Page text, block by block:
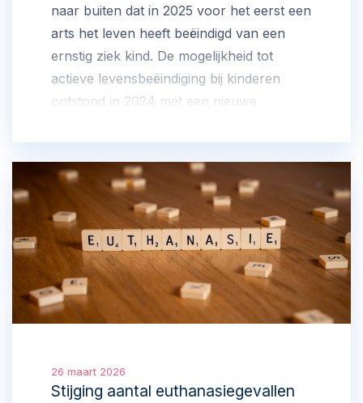
naar buiten dat in 2025 voor het eerst een
arts het leven heeft beëindigd van een
ernstig ziek kind. De mogelijkheid tot
actieve levensbeëindiging bij kinderen
ontstond in 2024 met een nieuwe
levensbeëindiging alleen mogelijk bij
baby’s en kinderen boven de 12 jaar.
26 maart 2026
Stijging aantal euthanasiegevallen